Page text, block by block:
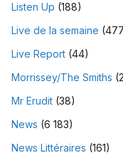
Listen Up (188)
Live de la semaine
Live Report (44)
Morrissey/The Smiths
Mr Erudit (38)
News (6 183)
News Littéraires (161)